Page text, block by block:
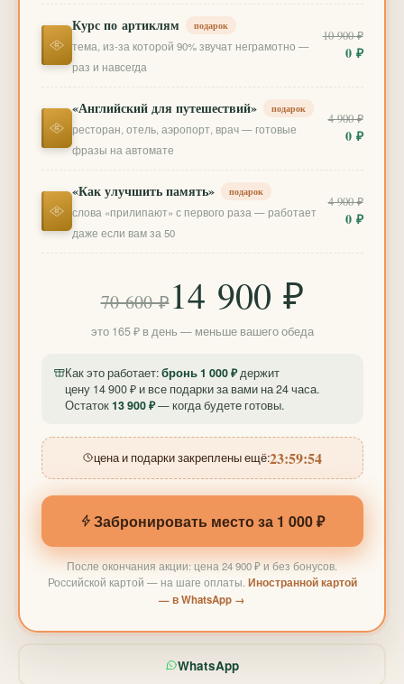
Курс по артиклям подарок
тема, из-за которой 90% звучат неграмотно —
раз и навсегда
10 900 ₽
0 ₽
«Английский для путешествий» подарок
ресторан, отель, аэропорт, врач — готовые
фразы на автомате
4 900 ₽
0 ₽
«Как улучшить память» подарок
слова «прилипают» с первого раза — работает
даже если вам за 50
4 900 ₽
0 ₽
70 600 ₽14 900 ₽
это 165 ₽ в день — меньше вашего обеда
Как это работает:бронь 1 000 ₽держит
цену 14 900 ₽ и все подарки за вами на 24 часа.
Остаток13 900 ₽— когда будете готовы.
цена и подарки закреплены ещё:23:59:52
Забронировать место за 1 000 ₽
После окончания акции: цена 24 900 ₽ и без бонусов.
Российской картой — на шаге оплаты. Иностранной картой
— в WhatsApp →
WhatsApp